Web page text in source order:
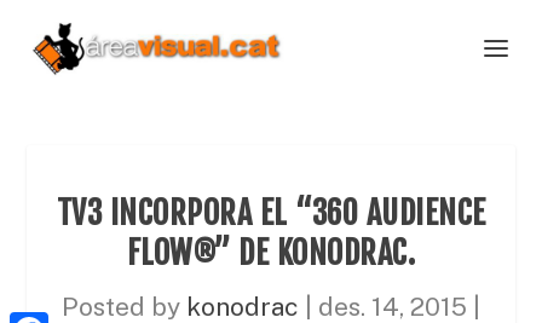
TV3 INCORPORA EL “360 AUDIENCE
FLOW®” DE KONODRAC.
Posted by konodrac des. 14, 2015